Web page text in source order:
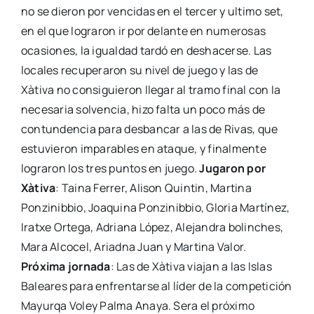
no se dieron por vencidas en el tercer y ultimo set,
en el que lograron ir por delante en numerosas
ocasiones, la igualdad tardó en deshacerse. Las
locales recuperaron su nivel de juego y las de
Xàtiva no consiguieron llegar al tramo final con la
necesaria solvencia, hizo falta un poco más de
contundencia para desbancar a las de Rivas, que
estuvieron imparables en ataque, y finalmente
lograron los tres puntos en juego.Jugaron por
Xàtiva: Taina Ferrer, Alison Quintin, Martina
Ponzinibbio, Joaquina Ponzinibbio, Gloria Martínez,
Iratxe Ortega, Adriana López, Alejandra bolinches,
Mara Alcocel, Ariadna Juan y Martina Valor.
Próxima jornada: Las de Xàtiva viajan a las Islas
Baleares para enfrentarse al líder de la competición
Mayurqa Voley Palma Anaya. Sera el próximo